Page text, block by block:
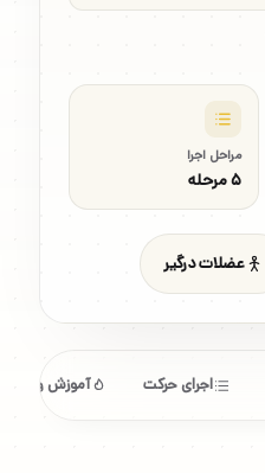
مراحل اجرا
۵ مرحله
عضلات درگیر
اجرای حرکت آموزش و ابزار